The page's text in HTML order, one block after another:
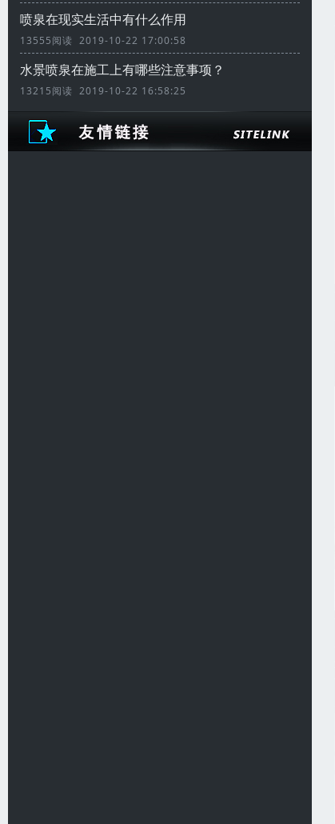
喷泉在现实生活中有什么作用
13555阅读 2019-10-22 17:00:58
水景喷泉在施工上有哪些注意事项？
13215阅读 2019-10-22 16:58:25